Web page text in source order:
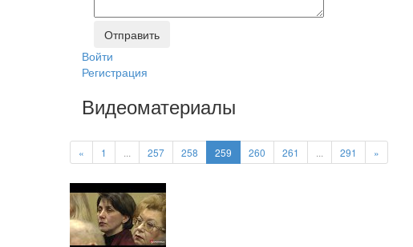
Войти
Регистрация
Видеоматериалы
« 1 257 258 259 260 261 291 »